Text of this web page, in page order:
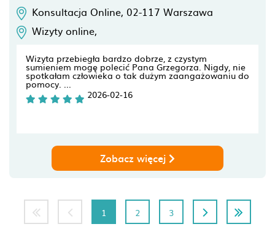
Konsultacja Online, 02-117 Warszawa
Wizyty online,
Wizyta przebiegła bardzo dobrze, z czystym
sumieniem mogę polecić Pana Grzegorza. Nigdy, nie
spotkałam człowieka o tak dużym zaangażowaniu do
pomocy. ...
2026-02-16
Zobacz więcej
1 2 3